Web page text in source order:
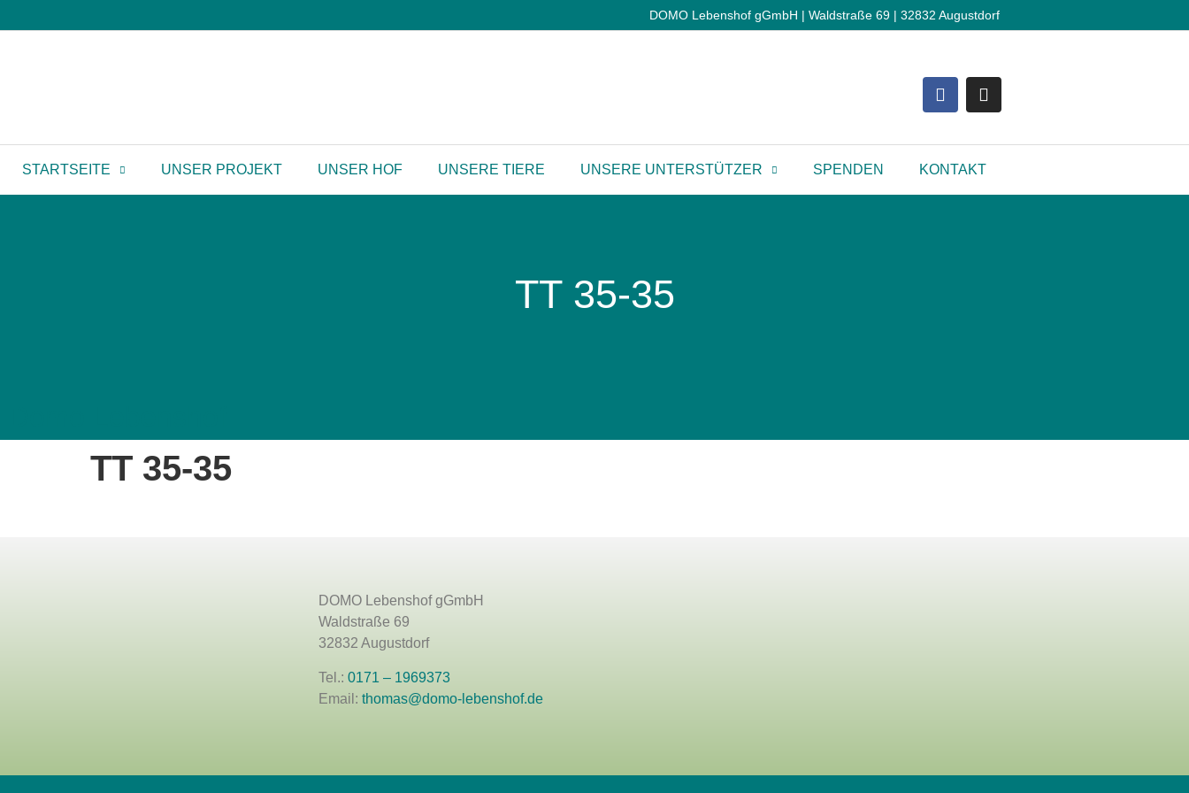
DOMO Lebenshof gGmbH | Waldstraße 69 | 32832 Augustdorf
STARTSEITE UNSER PROJEKT UNSER HOF UNSERE TIERE UNSERE UNTERSTÜTZER SPENDEN KONTAKT
TT 35-35
TT 35-35
DOMO Lebenshof gGmbH
Waldstraße 69
32832 Augustdorf
Tel.: 0171 – 1969373
Email: thomas@domo-lebenshof.de